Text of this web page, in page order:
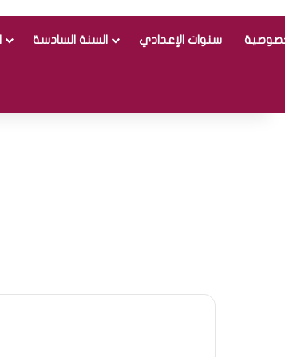
السنة السادسة سنوات الإعدادي